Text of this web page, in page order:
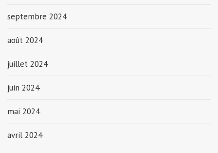
septembre 2024
août 2024
juillet 2024
juin 2024
mai 2024
avril 2024